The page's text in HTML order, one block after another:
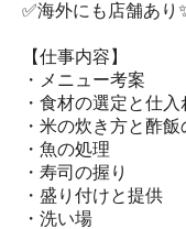
✅海外にも店舗あり
【仕事内容】
・メニュー考案
・食材の選定と仕入
・米の炊き方と酢
・魚の処理
・寿司の握り
・盛り付けと提供
・洗い場